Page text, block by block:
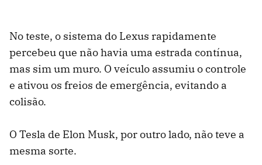
No teste, o sistema do Lexus rapidamente
percebeu que não havia uma estrada contínua,
mas sim um muro. O veículo assumiu o controle
e ativou os freios de emergência, evitando a
colisão.
O Tesla de Elon Musk, por outro lado, não teve a
mesma sorte.